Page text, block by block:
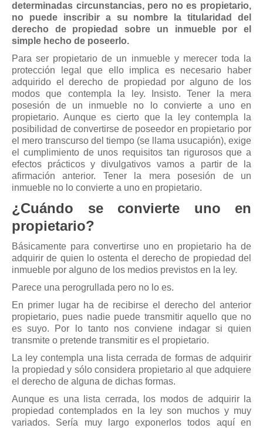
determinadas circunstancias, pero no es propietario,
no puede inscribir a su nombre la titularidad del
derecho de propiedad sobre un inmueble por el
simple hecho de poseerlo.
Para ser propietario de un inmueble y merecer toda la
protección legal que ello implica es necesario haber
adquirido el derecho de propiedad por alguno de los
modos que contempla la ley. Insisto. Tener la mera
posesión de un inmueble no lo convierte a uno en
propietario. Aunque es cierto que la ley contempla la
posibilidad de convertirse de poseedor en propietario por
el mero transcurso del tiempo (se llama usucapión), exige
el cumplimiento de unos requisitos tan rigurosos que a
efectos prácticos y divulgativos vamos a partir de la
afirmación anterior. Tener la mera posesión de un
inmueble no lo convierte a uno en propietario.
¿Cuándo se convierte uno en
propietario?
Básicamente para convertirse uno en propietario ha de
adquirir de quien lo ostenta el derecho de propiedad del
inmueble por alguno de los medios previstos en la ley.
Parece una perogrullada pero no lo es.
En primer lugar ha de recibirse el derecho del anterior
propietario, pues nadie puede transmitir aquello que no
es suyo. Por lo tanto nos conviene indagar si quien
transmite o pretende transmitir es el propietario.
La ley contempla una lista cerrada de formas de adquirir
la propiedad y sólo considera propietario al que adquiere
el derecho de alguna de dichas formas.
Aunque es una lista cerrada, los modos de adquirir la
propiedad contemplados en la ley son muchos y muy
variados. Sería muy largo exponerlos todos aquí en